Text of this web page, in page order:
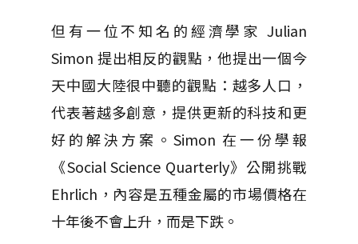
但有一位不知名的經濟學家 Julian
Simon 提出相反的觀點，他提出一個今
天中國大陸很中聽的觀點：越多人口，
代表著越多創意，提供更新的科技和更
好的解決方案。Simon 在一份學報
《Social Science Quarterly》公開挑戰
Ehrlich，內容是五種金屬的市場價格在
十年後不會上升，而是下跌。